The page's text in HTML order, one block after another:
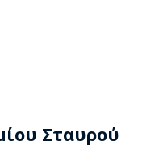
Σταυρού